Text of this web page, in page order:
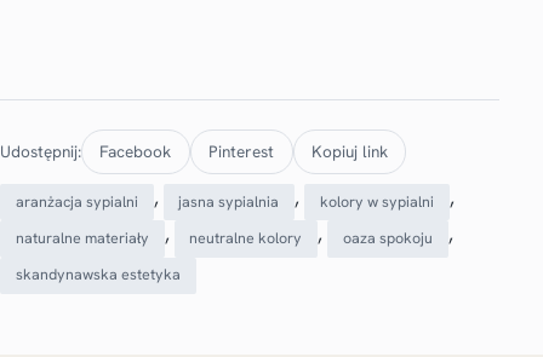
Udostępnij: Facebook Pinterest Kopiuj link
aranżacja sypialni , jasna sypialnia , kolory w sypialni ,
naturalne materiały , neutralne kolory , oaza spokoju ,
skandynawska estetyka